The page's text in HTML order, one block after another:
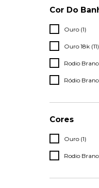
Cor Do
Ouro (1)
Ouro 18k (11)
Rodio
Ródio
Cores
Ouro (1)
Rodio